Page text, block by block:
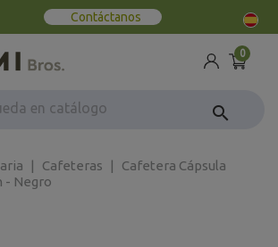
Contáctanos
0
search
Cafeteras
Cafetera Cápsula
- Negro